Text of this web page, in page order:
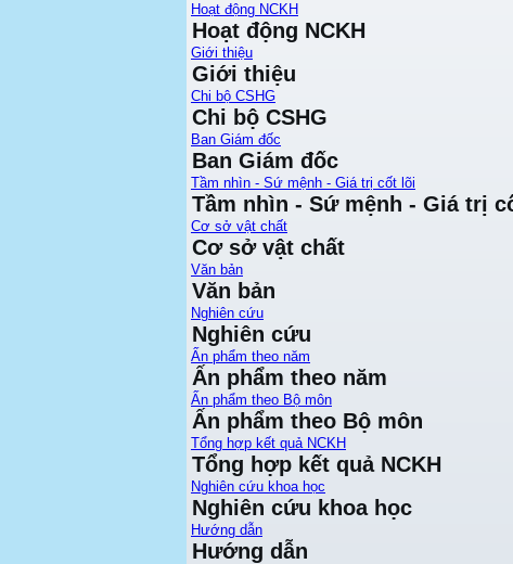
Hoạt động NCKH
Hoạt động NCKH
Giới thiệu
Giới thiệu
Chi bộ CSHG
Chi bộ CSHG
Ban Giám đốc
Ban Giám đốc
Tầm nhìn - Sứ mệnh - Giá trị cốt lõi
Tầm nhìn - Sứ mệnh - Giá trị
Cơ sở vật chất
Cơ sở vật chất
Văn bản
Văn bản
Nghiên cứu
Nghiên cứu
Ấn phẩm theo năm
Ấn phẩm theo năm
Ấn phẩm theo Bộ môn
Ấn phẩm theo Bộ môn
Tổng hợp kết quả NCKH
Tổng hợp kết quả NCKH
Nghiên cứu khoa học
Nghiên cứu khoa học
Hướng dẫn
Hướng dẫn